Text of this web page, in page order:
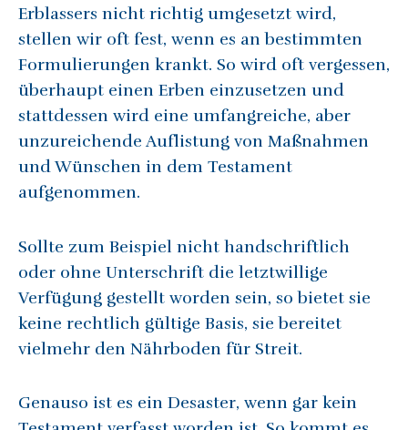
Erblassers nicht richtig umgesetzt wird,
stellen wir oft fest, wenn es an bestimmten
Formulierungen krankt. So wird oft vergessen,
überhaupt einen Erben einzusetzen und
stattdessen wird eine umfangreiche, aber
unzureichende Auflistung von Maßnahmen
und Wünschen in dem Testament
aufgenommen.
Sollte zum Beispiel nicht handschriftlich
oder ohne Unterschrift die letztwillige
Verfügung gestellt worden sein, so bietet sie
keine rechtlich gültige Basis, sie bereitet
vielmehr den Nährboden für Streit.
Genauso ist es ein Desaster, wenn gar kein